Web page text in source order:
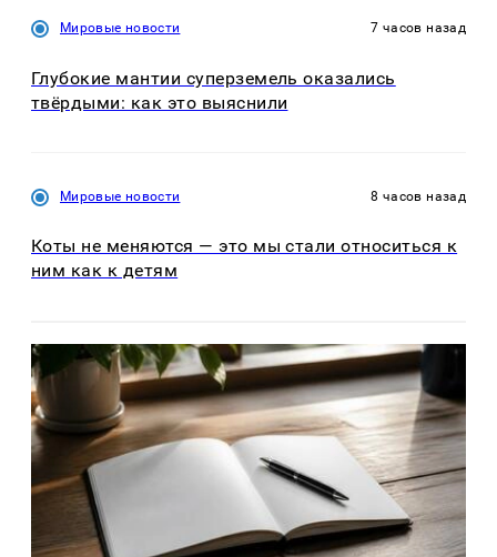
Мировые новости 7 часов назад
Глубокие мантии суперземель оказались
твёрдыми: как это выяснили
Мировые новости 8 часов назад
Коты не меняются — это мы стали относиться к
ним как к детям